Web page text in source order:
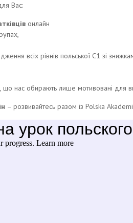
Вас:
онлайн
всіх рівнів польської C1 зі
що нас обирають лише мотивовані для
– розвивайтесь разом із Polska